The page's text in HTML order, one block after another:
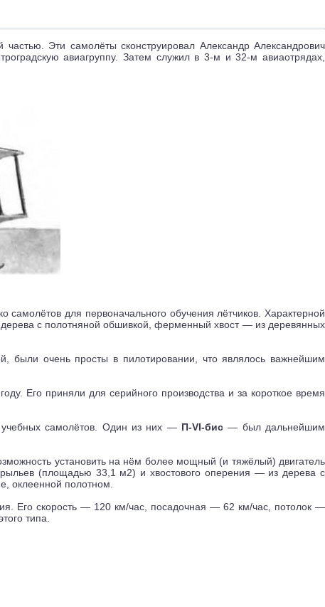
Эти самолёты сконструировал Александр Александрович
авиагруппу. Затем служил в 3-м и 32-м авиаотрядах,
самолётов для первоначального обучения лётчиков. Характерной
с полотняной обшивкой, ферменный хвост — из деревянных
были очень просты в пилотировании, что являлось важнейшим
Его приняли для серийного производства и за короткое время
учебных самолётов. Один из них — П-VI-бис — был дальнейшим
установить на нём более мощный (и тяжёлый) двигатель
(площадью 33,1 м2) и хвостового оперения — из дерева с
оклеенной полотном.
Его скорость — 120 км/час, посадочная — 62 км/час, потолок —
типа.